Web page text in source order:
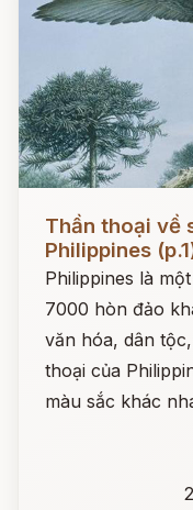
Đọc ngay
Thần thoại về
Philippines
Philippines là
7000 hòn đảo
văn hóa, dân
thoại của
màu sắc khác